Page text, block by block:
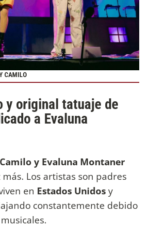
CAMILO
y original tatuaje de
a Evaluna
Camilo y Evaluna Montaner
más. Los artistas son padres
en Estados Unidosy
constantemente debido